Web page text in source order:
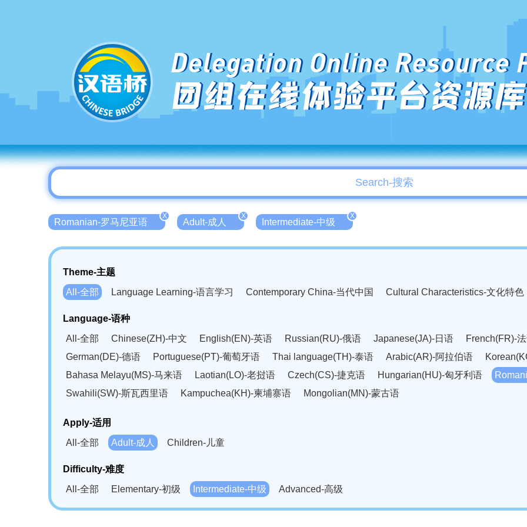
Delegation Online Resource
团组在线体验平台资源库
Romanian-罗马尼亚语
X
Adult-成人
X
Intermediate-中级
X
Theme-主题
All-全部
Language Learning-语言学习 Contemporary China-当代中国 Cultural Characteristics-文化特色
Language-语种
All-全部
Chinese(ZH)-中文 English(EN)-英语 Russian(RU)-俄语 Japanese(JA)-日语
French(FR)-
German(DE)-德语
Portuguese(PT)-葡萄牙语 Thai language(TH)-泰语 Arabic(AR)-阿拉伯语
Bahasa Melayu(MS)-马来语
Laotian(LO)-老挝语 Czech(CS)-捷克语 Hungarian(HU)-匈牙利语
Swahili(SW)-斯瓦西里语
Kampuchea(KH)-柬埔寨语 Mongolian(MN)-蒙古语
Apply-适用
All-全部
Adult-成人 Children-儿童
Difficulty-难度
All-全部
Elementary-初级 Intermediate-中级 Advanced-高级